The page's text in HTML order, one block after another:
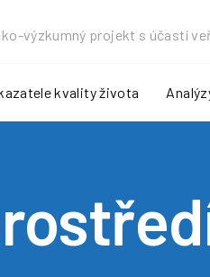
výzkumný projekt s účastí
kvality života